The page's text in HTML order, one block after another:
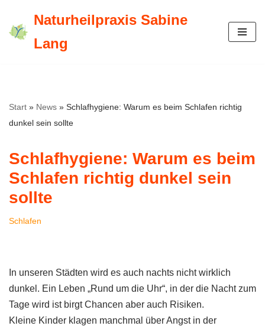
Zum
Naturheilpraxis Sabine
Lang
Start » News » Schlafhygiene: Warum es beim Schlafen richtig
dunkel sein sollte
Schlafhygiene: Warum es beim
Schlafen richtig dunkel sein
sollte
Schlafen
In unseren Städten wird es auch nachts nicht wirklich
dunkel. Ein Leben „Rund um die Uhr“, in der die Nacht zum
Tage wird ist birgt Chancen aber auch Risiken.
Kleine Kinder klagen manchmal über Angst in der